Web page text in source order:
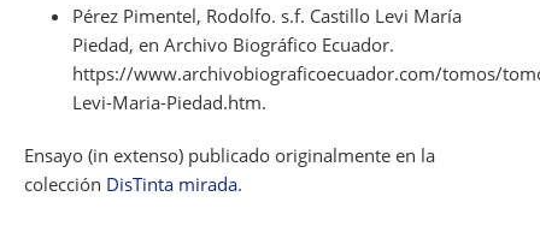
Pérez Pimentel, Rodolfo. s.f. Castillo Levi María
Piedad, en Archivo Biográfico Ecuador.
https://www.archivobiograficoecuador.com/tomos/
Levi-Maria-Piedad.htm.
Ensayo (in extenso) publicado originalmente en la
colección DisTinta mirada.